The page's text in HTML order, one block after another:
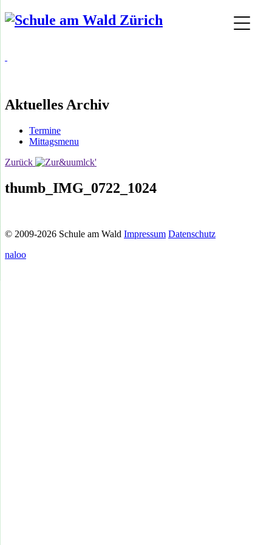
Aktuelles Archiv
Termine
Mittagsmenu
Zurück
thumb_IMG_0722_1024
© 2009-2026 Schule am Wald Impressum Datenschutz
naloo